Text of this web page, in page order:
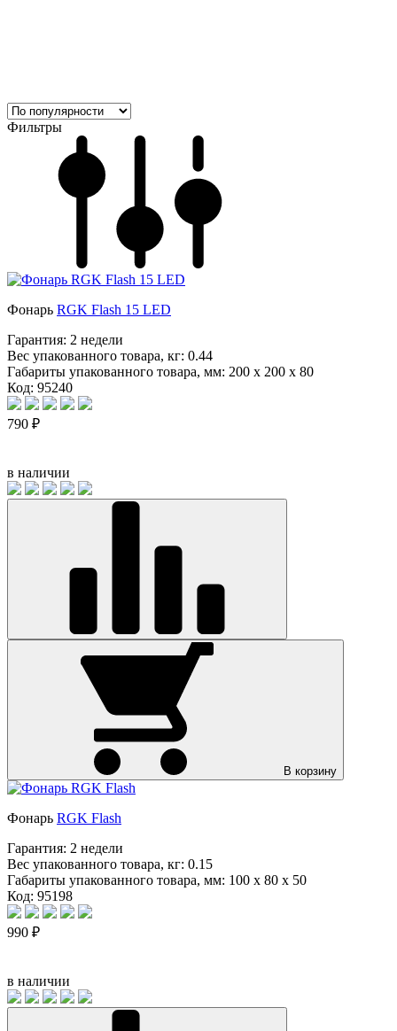
Фильтры
Фонарь RGK Flash 15 LED
Гарантия: 2 недели
Вес упакованного товара, кг: 0.44
Габариты упакованного товара, мм: 200 x 200 x 80
Код: 95240
790 ₽
в наличии
В корзину
Фонарь RGK Flash
Гарантия: 2 недели
Вес упакованного товара, кг: 0.15
Габариты упакованного товара, мм: 100 x 80 x 50
Код: 95198
990 ₽
в наличии